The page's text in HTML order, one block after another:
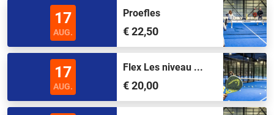
17
AUG.
Proefles
€ 22,50
17
AUG.
Flex Les niveau ...
€ 20,00